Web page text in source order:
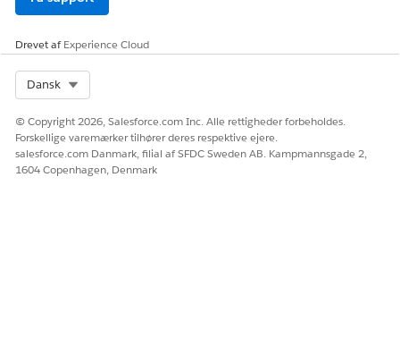
nøglemetrikker, overvåge tendenser og få indsigter, der
LØSTE DENNE ARTIKEL DIT PROBLEM?
Giv os besked, så vi kan forbedre os!
Drevet afExperience Cloud
Dansk
© Copyright 2026, Salesforce.com Inc. Alle rettigheder forbeholdes.
Forskellige varemærker tilhører deres respektive ejere.
salesforce.com Danmark, filial af SFDC Sweden AB. Kampmannsgade 2,
1604 Copenhagen, Denmark